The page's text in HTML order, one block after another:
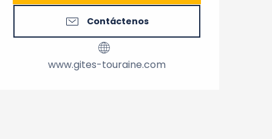
Contáctenos
www.gites-touraine.com